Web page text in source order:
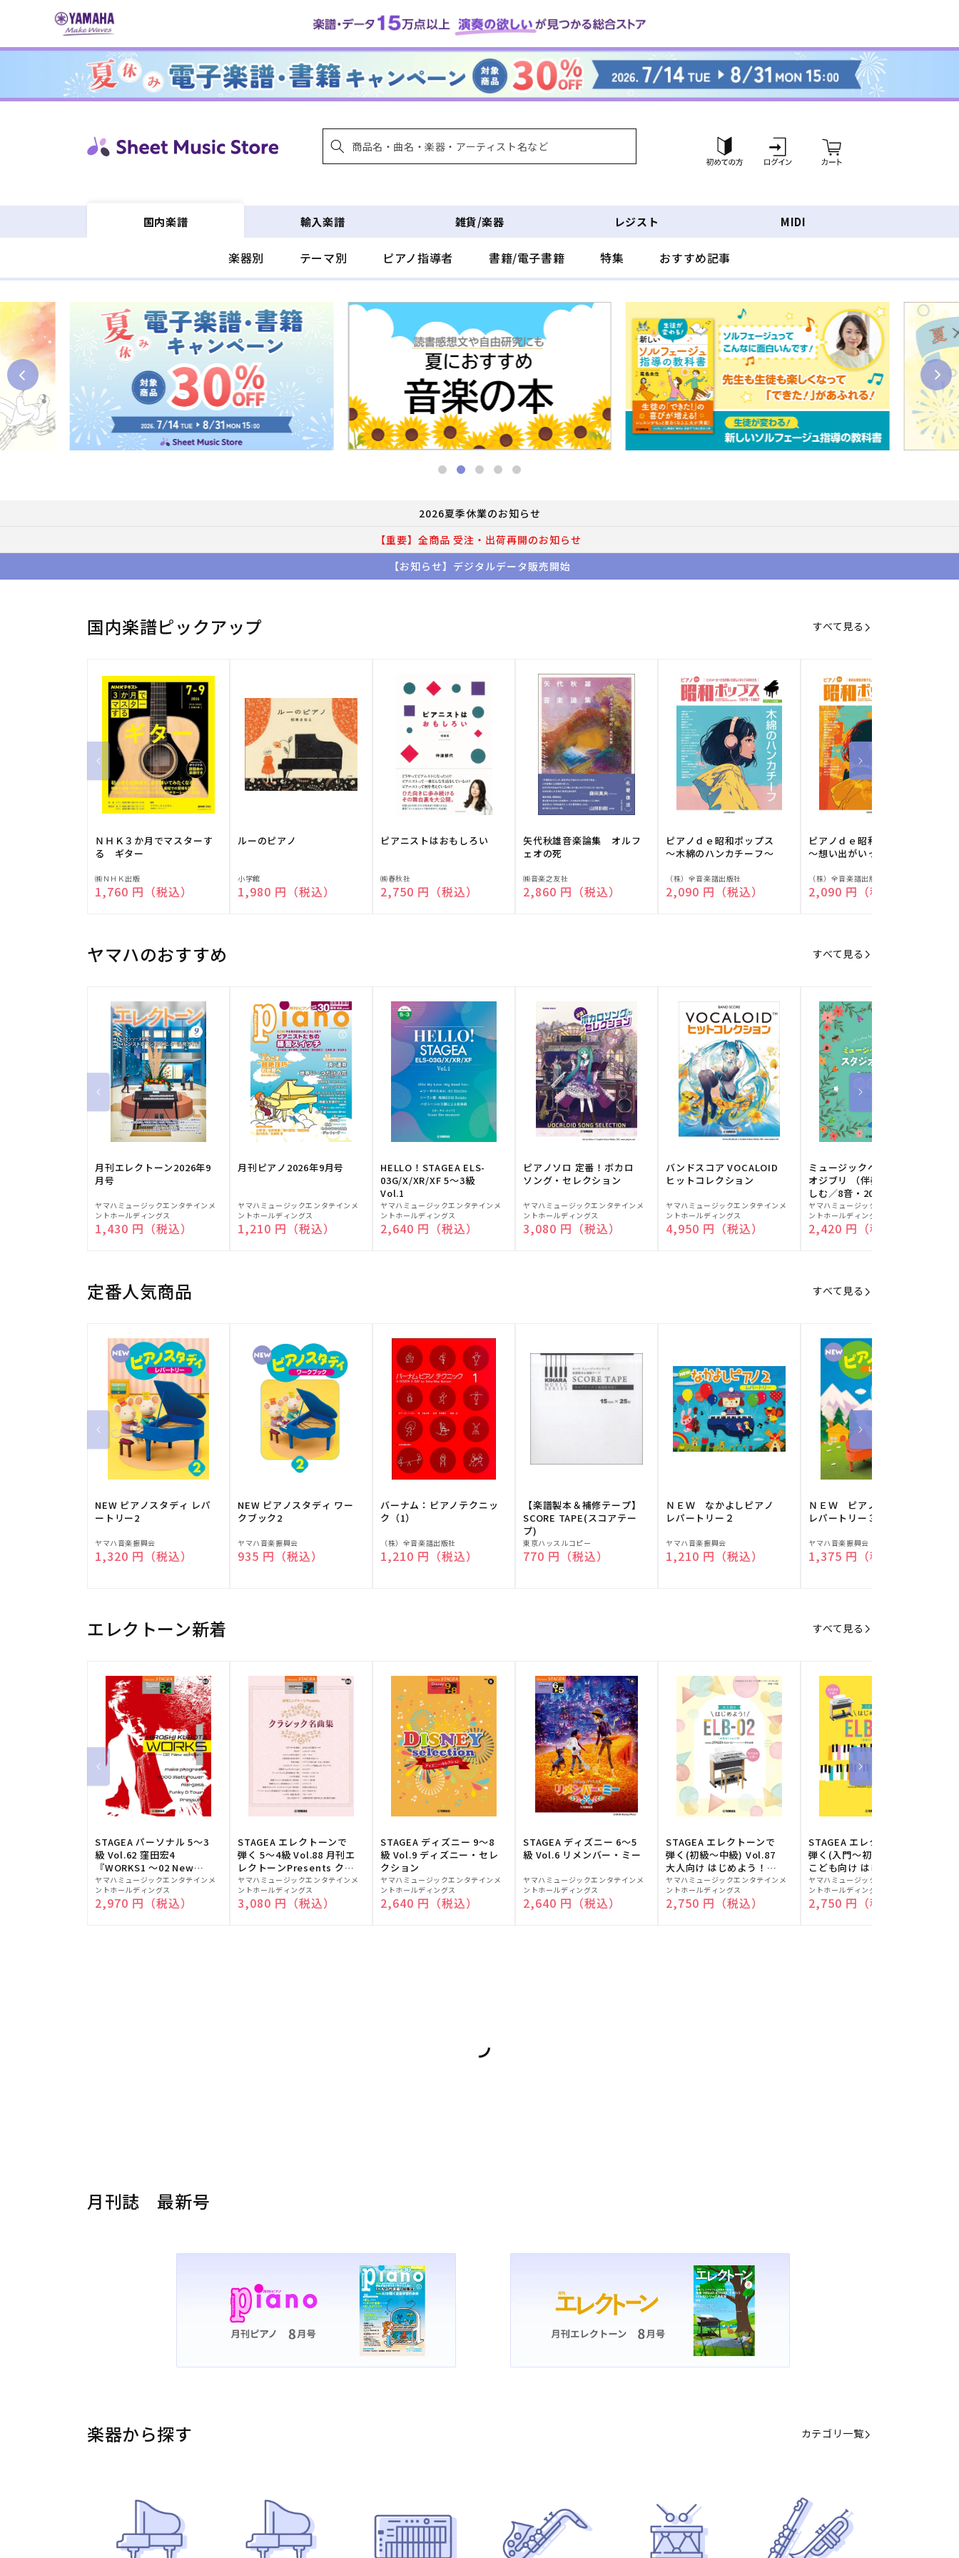
ンツに
グ
イ
ー
ト
国内楽譜
楽器別 テーマ別 ピアノ指導者 書籍/電子書籍 特集 おすすめ記事
輸入楽譜 雑貨/楽器 レジスト MIDI
2026夏季休業のお知らせ
【重要】全商品 受注・出荷再開のお知らせ
【お知らせ】デジタルデータ販売開始
国内楽譜ピックアップ すべて見る
ＮＨＫ３か月でマスターす
る ギター
販
売
㈱ＮＨＫ出版
通常価格
1,760 円（税込）
ルーのピアノ
販
売
小学館
通常価格
1,980 円（税込）
ピアニストはおもしろい
販
売
㈱春秋社
通常価格
2,750 円（税込）
矢代秋雄音楽論集 オルフ
ェオの死
販
売
㈱音楽之友社
通常価格
2,860 円（税込）
ピアノｄｅ昭和ポップス
～木綿のハンカチーフ～
販
売
（株）全音楽譜出版社
通常価格
2,090 円（税込）
ピアノｄｅ昭和ポップス
～想い出がいっぱい～
販
売
（株）全音楽譜出版社
通常価格
2,090 円（税込）
ヤマハのおすすめ すべて見る
月刊エレクトーン2026年9
月号
販
売
元:
ヤマハミュージックエンタテインメ
ントホールディングス
通常価格
1,430 円（税込）
月刊ピアノ2026年9月号
販
売
元:
ヤマハミュージックエンタテインメ
ントホールディングス
通常価格
1,210 円（税込）
HELLO！STAGEA ELS-
03G/X/XR/XF 5～3級
Vol.1
販
売
元:
ヤマハミュージックエンタテインメ
ントホールディングス
通常価格
2,640 円（税込）
ピアノソロ 定番！ボカロ
ソング・セレクション
販
売
元:
ヤマハミュージックエンタテインメ
ントホールディングス
通常価格
3,080 円（税込）
バンドスコア VOCALOID
ヒットコレクション
販
売
元:
ヤマハミュージックエンタテインメ
ントホールディングス
通常価格
4,950 円（税込）
ミュージックベルでスタジ
オジブリ （伴奏音源と楽
しむ／8音・20音ベル対応
／ドレミふりがな付）
販
売
元:
ヤマハミュージックエンタテインメ
ントホールディングス
通常価格
2,420 円（税込）
定番人気商品 すべて見る
NEW ピアノスタディ レパ
ートリー2
販
売
ヤマハ音楽振興会
通常価格
1,320 円（税込）
NEW ピアノスタディ ワー
クブック2
販
売
ヤマハ音楽振興会
通常価格
935 円（税込）
バーナム：ピアノテクニッ
ク（1）
販
売
（株）全音楽譜出版社
通常価格
1,210 円（税込）
【楽譜製本＆補修テープ】
SCORE TAPE(スコアテー
プ)
販
売
東京ハッスルコピー
通常価格
770 円（税込）
ＮＥＷ なかよしピアノ
レパートリー２
販
売
ヤマハ音楽振興会
通常価格
1,210 円（税込）
ＮＥＷ ピアノスタディ
レパートリー３
販
売
ヤマハ音楽振興会
通常価格
1,375 円（税込）
エレクトーン新着 すべて見る
STAGEA パーソナル 5～3
級 Vol.62 窪田宏4
『WORKS1 ～02 New
edition～』
販
売
元:
ヤマハミュージックエンタテインメ
ントホールディングス
通常価格
2,970 円（税込）
STAGEA エレクトーンで
弾く 5～4級 Vol.88 月刊エ
レクトーンPresents クラ
シック名曲集
販
売
元:
ヤマハミュージックエンタテインメ
ントホールディングス
通常価格
3,080 円（税込）
STAGEA ディズニー 9～8
級 Vol.9 ディズニー・セレ
クション
販
売
元:
ヤマハミュージックエンタテインメ
ントホールディングス
通常価格
2,640 円（税込）
STAGEA ディズニー 6～5
級 Vol.6 リメンバー・ミー
販
売
元:
ヤマハミュージックエンタテインメ
ントホールディングス
通常価格
2,640 円（税込）
STAGEA エレクトーンで
弾く(初級～中級) Vol.87
大人向け はじめよう！
ELB-02(楽器のトリセツ
付)
販
売
元:
ヤマハミュージックエンタテインメ
ントホールディングス
通常価格
2,750 円（税込）
STAGEA エレクトーンで
弾く(入門～初級) Vol.86
こども向け はじめよう！
ELB-02(楽器のトリセツ
付)
販
売
元:
ヤマハミュージックエンタテインメ
ントホールディングス
通常価格
2,750 円（税込）
月刊誌 最新号
楽器から探す カテゴリ一覧